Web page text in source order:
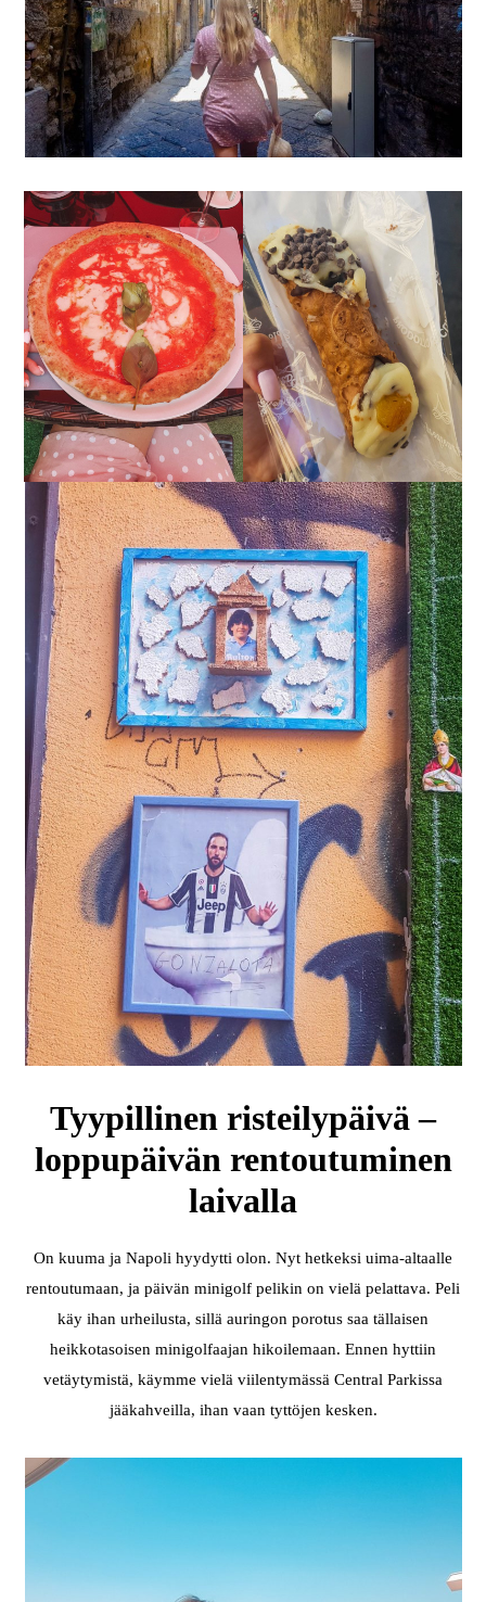
Tyypillinen risteilypäivä –
loppupäivän rentoutuminen
laivalla
On kuuma ja Napoli hyydytti olon. Nyt hetkeksi uima-altaalle
rentoutumaan, ja päivän minigolf pelikin on vielä pelattava. Peli
käy ihan urheilusta, sillä auringon porotus saa tällaisen
heikkotasoisen minigolfaajan hikoilemaan. Ennen hyttiin
vetäytymistä, käymme vielä viilentymässä Central Parkissa
jääkahveilla, ihan vaan tyttöjen kesken.